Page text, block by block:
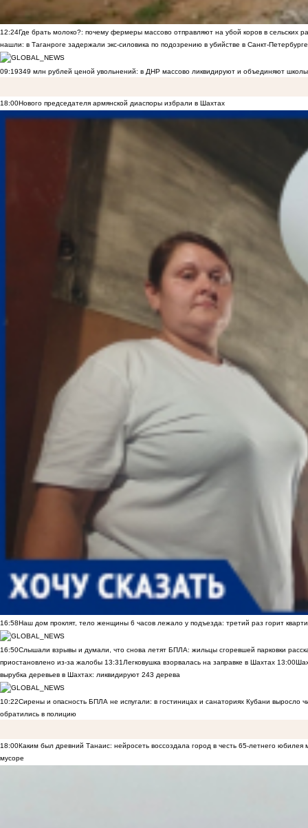
12:24Где брать молоко?: почему фермеры массово отправляют на убой коров в сельских
нашли: в Таганроге задержали экс-силовика по подозрению в убийстве в Санкт-Петербурге
09:19349 млн рублей ценой увольнений: в ДНР массово ликвидируют и объединяют
18:00Нового председателя армянской диаспоры избрали в Шахтах
16:58Наш дом проклят, тело женщины 6 часов лежало у подъезда: третий раз горит
16:50Слышали взрывы и думали, что снова летят БПЛА: жильцы сгоревшей парковки
приостановлено из-за жалобы 13:31 Легковушка взорвалась на заправке в Шахтах 13:00
вырубка деревьев в Шахтах: ликвидируют 243 дерева
10:22Сирены и опасность БПЛА не испугали: в гостиницах и санаториях Кубани выросло
обратились в полицию
18:00Каким был древний Танаис: нейросеть воссоздала город в честь 65-летнего юбилея
мусоре